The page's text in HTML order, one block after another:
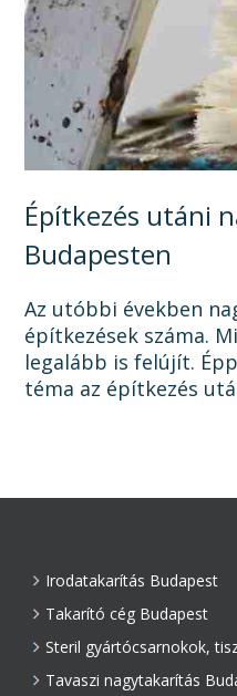
Építkezés utáni
Budapesten
Az utóbbi években
építkezések száma.
legalább is felújít.
téma az építkezés
Irodatakarítás Budapest
Takarító cég Budapest
Steril gyártócsarnokok,
Tavaszi nagytakarítás